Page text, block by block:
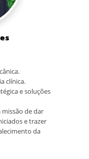
clínica.
e soluções
missão de dar
e trazer
da